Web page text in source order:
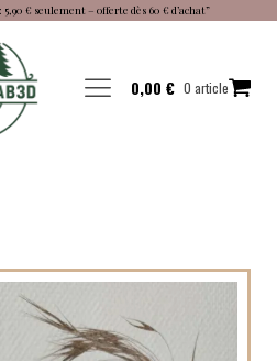
€ seulement – offerte dès 60 € d’achat”
0,00 € 0 article